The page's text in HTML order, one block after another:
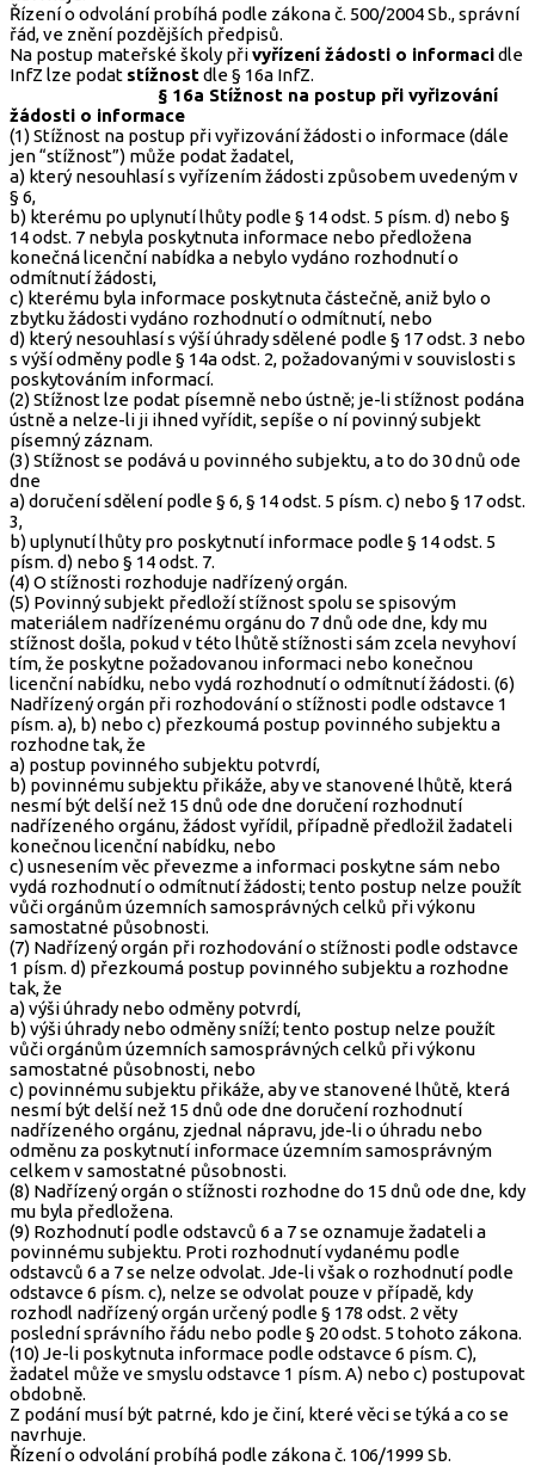
Řízení o odvolání probíhá podle zákona č. 500/2004 Sb., správní
řád, ve znění pozdějších předpisů.
Na postup mateřské školy přivyřízení žádosti o informacidle
InfZ lze podat stížnostdle § 16a InfZ.
§ 16a Stížnost na postup při vyřizování
žádosti o informace
(1) Stížnost na postup při vyřizování žádosti o informace (dále
jen “stížnost”) může podat žadatel,
a) který nesouhlasí s vyřízením žádosti způsobem uvedeným v
§ 6,
b) kterému po uplynutí lhůty podle § 14 odst. 5 písm. d) nebo §
14 odst. 7 nebyla poskytnuta informace nebo předložena
konečná licenční nabídka a nebylo vydáno rozhodnutí o
odmítnutí žádosti,
c) kterému byla informace poskytnuta částečně, aniž bylo o
zbytku žádosti vydáno rozhodnutí o odmítnutí, nebo
d) který nesouhlasí s výší úhrady sdělené podle § 17 odst. 3 nebo
s výší odměny podle § 14a odst. 2, požadovanými v souvislosti s
poskytováním informací.
(2) Stížnost lze podat písemně nebo ústně; je-li stížnost podána
ústně a nelze-li ji ihned vyřídit, sepíše o ní povinný subjekt
písemný záznam.
(3) Stížnost se podává u povinného subjektu, a to do 30 dnů ode
dne
a) doručení sdělení podle § 6, § 14 odst. 5 písm. c) nebo § 17 odst.
3,
b) uplynutí lhůty pro poskytnutí informace podle § 14 odst. 5
písm. d) nebo § 14 odst. 7.
(4) O stížnosti rozhoduje nadřízený orgán.
(5) Povinný subjekt předloží stížnost spolu se spisovým
materiálem nadřízenému orgánu do 7 dnů ode dne, kdy mu
stížnost došla, pokud v této lhůtě stížnosti sám zcela nevyhoví
tím, že poskytne požadovanou informaci nebo konečnou
licenční nabídku, nebo vydá rozhodnutí o odmítnutí žádosti. (6)
Nadřízený orgán při rozhodování o stížnosti podle odstavce 1
písm. a), b) nebo c) přezkoumá postup povinného subjektu a
rozhodne tak, že
a) postup povinného subjektu potvrdí,
b) povinnému subjektu přikáže, aby ve stanovené lhůtě, která
nesmí být delší než 15 dnů ode dne doručení rozhodnutí
nadřízeného orgánu, žádost vyřídil, případně předložil žadateli
konečnou licenční nabídku, nebo
c) usnesením věc převezme a informaci poskytne sám nebo
vydá rozhodnutí o odmítnutí žádosti; tento postup nelze použít
vůči orgánům územních samosprávných celků při výkonu
samostatné působnosti.
(7) Nadřízený orgán při rozhodování o stížnosti podle odstavce
1 písm. d) přezkoumá postup povinného subjektu a rozhodne
tak, že
a) výši úhrady nebo odměny potvrdí,
b) výši úhrady nebo odměny sníží; tento postup nelze použít
vůči orgánům územních samosprávných celků při výkonu
samostatné působnosti, nebo
c) povinnému subjektu přikáže, aby ve stanovené lhůtě, která
nesmí být delší než 15 dnů ode dne doručení rozhodnutí
nadřízeného orgánu, zjednal nápravu, jde-li o úhradu nebo
odměnu za poskytnutí informace územním samosprávným
celkem v samostatné působnosti.
(8) Nadřízený orgán o stížnosti rozhodne do 15 dnů ode dne, kdy
mu byla předložena.
(9) Rozhodnutí podle odstavců 6 a 7 se oznamuje žadateli a
povinnému subjektu. Proti rozhodnutí vydanému podle
odstavců 6 a 7 se nelze odvolat. Jde-li však o rozhodnutí podle
odstavce 6 písm. c), nelze se odvolat pouze v případě, kdy
rozhodl nadřízený orgán určený podle § 178 odst. 2 věty
poslední správního řádu nebo podle § 20 odst. 5 tohoto zákona.
(10) Je-li poskytnuta informace podle odstavce 6 písm. C),
žadatel může ve smyslu odstavce 1 písm. A) nebo c) postupovat
obdobně.
Z podání musí být patrné, kdo je činí, které věci se týká a co se
navrhuje.
Řízení o odvolání probíhá podle zákona č. 106/1999 Sb.